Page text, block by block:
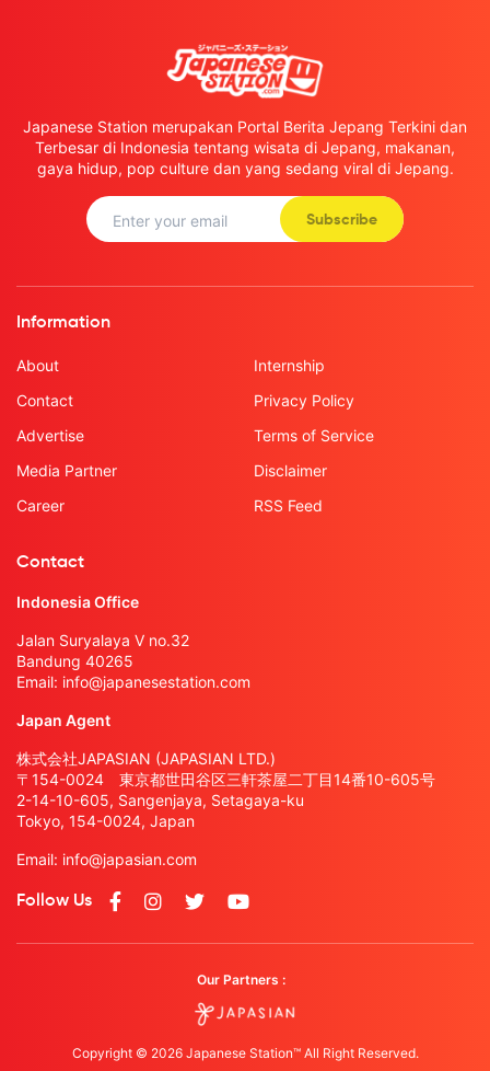
Japanese Station merupakan Portal Berita Jepang Terkini dan
Terbesar di Indonesia tentang wisata di Jepang, makanan,
gaya hidup, pop culture dan yang sedang viral di Jepang.
Subscribe
Information
About
Contact
Advertise
Media Partner
Career
Internship
Privacy Policy
Terms of Service
Disclaimer
RSS Feed
Contact
Indonesia Office
Jalan Suryalaya V no.32
Bandung 40265
Email: info@japanesestation.com
Japan Agent
株式会社JAPASIAN (JAPASIAN LTD.)
〒154-0024 東京都世田谷区三軒茶屋二丁目14番10-605号
2-14-10-605, Sangenjaya, Setagaya-ku
Tokyo, 154-0024, Japan
Email: info@japasian.com
Follow Us
Our Partners :
Copyright © 2026 Japanese Station™ All Right Reserved.